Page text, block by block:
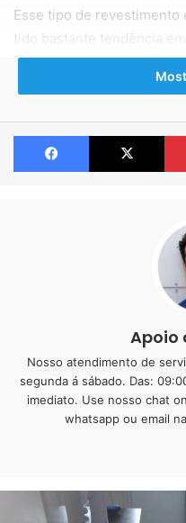
Esse tipo de revestimento
tido bastante tendência
ideia é criar um detalhe a
parede e assim dar o seu
Conheça as
vantagens e
Quando a ideia é
é a
são fixadas nas paredes
instalação e simples e
Esse tipo de decoração
paredes de drywall, esse
por m² em lojas mesmo
Conheça as vantagens
* Instalação simples e
Facebook X
Apoio
Nosso atendimento de
segunda á sábado. Das:
imediato. Use nosso chat
whatsapp ou email